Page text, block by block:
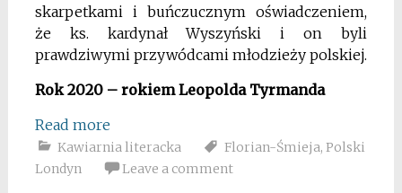
skarpetkami i buńczucznym oświadczeniem,
że ks. kardynał Wyszyński i on byli
prawdziwymi przywódcami młodzieży polskiej.
Rok 2020 – rokiem Leopolda Tyrmanda
Read more
Kawiarnia literacka Florian-Śmieja, Polski
Londyn
Leave a comment